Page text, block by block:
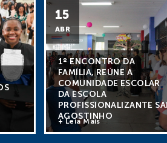
15
ABR
1º ENCONTRO DA
FAMÍLIA, REÚNE A
COMUNIDADE ESCOLAR
DA ESCOLA
PROFISSIONALIZANTE
AGOSTINHO
+ Leia Mais